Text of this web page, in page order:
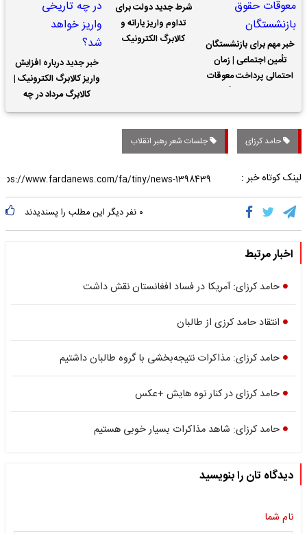
خبر مهم برای بازنشستگان
تأمین اجتماعی | زمان
احتمالی پرداخت معوقات
شرط جدید دولت برای
تداوم واریز یارانه و
کالابرگ الکترونیک
خبر جدید درباره افزایش
واریز کالابرگ الکترونیک |
کالابرگ مرداد در چه
تاریخی واریز خواهد شد؟
حامد کرزای جلسات شعر رهبر انقلاب
لینک کوتاه خبر :
۰ نفر دیگر این مطلب را پسندیدند
اخبار مرتبط
حامد کرزای: آمریکا در فساد افغانستان نقش داشت
انتقاد حامد کرزی از طالبان
حامد کرزای: مذاکرات نتیجه‌بخشی با گروه طالبان داشتیم
حامد کرزای در کنار نوه هایش +عکس
حامد کرزای: شاهد مذاکرات بسیار خوبی هستیم
دیدگاه تان را بنویسید
نام شما